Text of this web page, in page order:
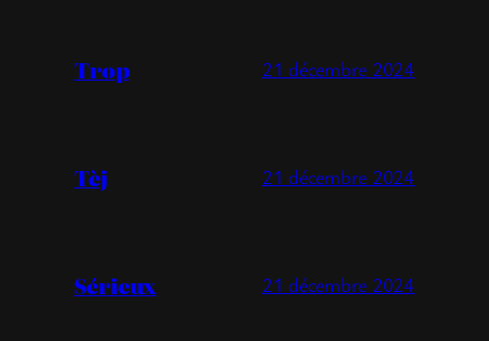
Trop 21 décembre 2024
Tèj 21 décembre 2024
Sérieux 21 décembre 2024